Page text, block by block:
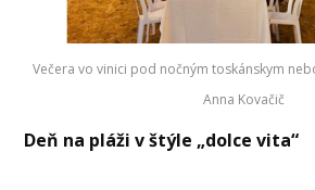
Večera vo vinici pod nočným toskánskym
Anna Kovačič
Deň na pláži v štýle „dolce vita“